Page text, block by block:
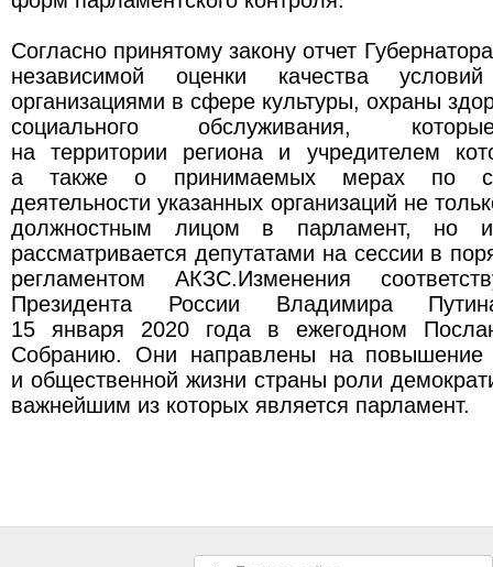
Согласно принятому закону отчет
независимой оценки качества
организациями в сфере культуры, охраны
социального обслуживания,
на территории региона и учредителем
а также о принимаемых мерах по
деятельности указанных организаций не
должностным лицом в парламент, но и
рассматривается депутатами на сессии в
регламентом АКЗС.Изменения
Президента России Владимира
15 января 2020 года в ежегодном
Собранию. Они направлены на повышение
и общественной жизни страны роли
важнейшим из которых является парламент.